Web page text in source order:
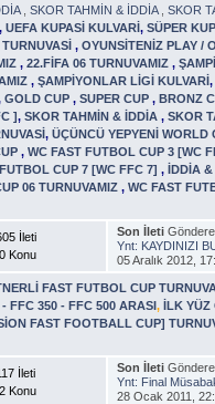
,SKOR TAHMİN & İDDİA ,SKOR
,UEFA KUPASİ KULVARİ,SÜPER
TURNUVASİ,OYUNSİTENİZ PLAY /
,22.FİFA 06 TURNUVAMIZ,
,ŞAMPİYONLAR LİGİ KULVARİ
GOLD CUP,SUPER CUP,BRONZ
],SKOR TAHMİN & İDDİA,SKOR
,ÜÇÜNCÜ YEPYENİ WORLD
,WC FAST FUTBOL CUP 3 [WC
CUP 7 [WC FFC 7],İDDİA
06 TURNUVAMIZ,WC FAST
İleti
Konu
Son İleti
Ynt: KAYDINIZI
05 Aralık 2012,
FAST FUTBOL CUP
- FFC 350 - FFC 500 ARASI,İLK YÜZ
FAST FOOTBALL CUP]
İleti
Konu
Son İleti
Ynt: Final
28 Ocak 2011,